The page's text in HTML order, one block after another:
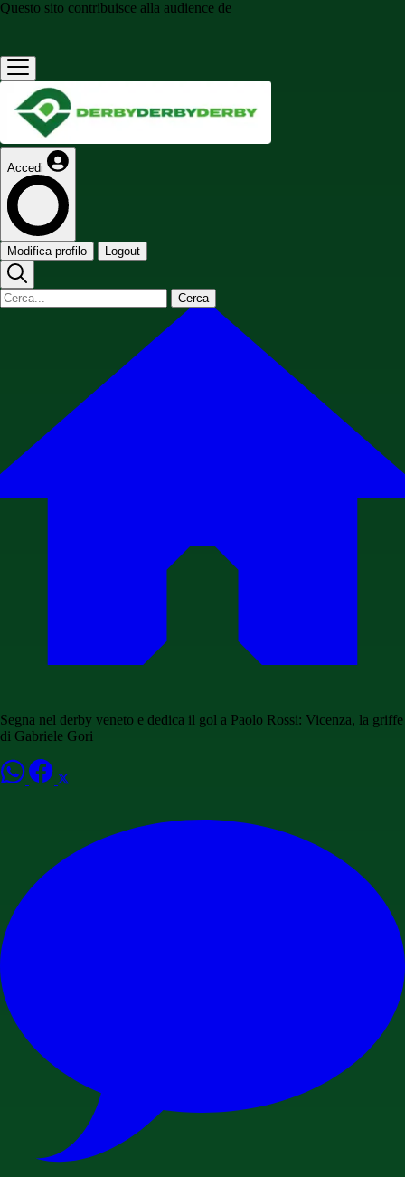
Questo sito contribuisce alla audience de
Accedi
Modifica profilo Logout
Cerca
Segna nel derby veneto e dedica il gol a Paolo Rossi: Vicenza, la griffe
di Gabriele Gori